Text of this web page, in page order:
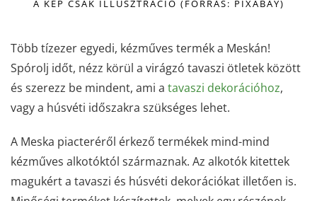
A KÉP CSAK ILLUSZTRÁCIÓ (FORRÁS: PIXABAY)
Több tízezer egyedi, kézműves termék a Meskán!
Spórolj időt, nézz körül a virágzó tavaszi ötletek között
és szerezz be mindent, ami a tavaszi dekorációhoz,
vagy a húsvéti időszakra szükséges lehet.
A Meska piacteréről érkező termékek mind-mind
kézműves alkotóktól származnak. Az alkotók kitettek
magukért a tavaszi és húsvéti dekorációkat illetően is.